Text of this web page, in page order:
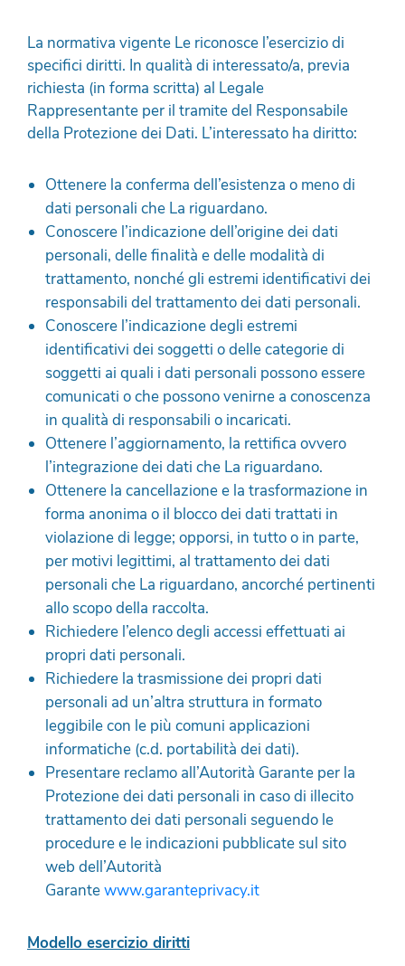
La normativa vigente Le riconosce l’esercizio di
specifici diritti. In qualità di interessato/a, previa
richiesta (in forma scritta) al Legale
Rappresentante per il tramite del Responsabile
della Protezione dei Dati. L’interessato ha diritto:
Ottenere la conferma dell’esistenza o meno di
dati personali che La riguardano.
Conoscere l’indicazione dell’origine dei dati
personali, delle finalità e delle modalità di
trattamento, nonché gli estremi identificativi dei
responsabili del trattamento dei dati personali.
Conoscere l’indicazione degli estremi
identificativi dei soggetti o delle categorie di
soggetti ai quali i dati personali possono essere
comunicati o che possono venirne a conoscenza
in qualità di responsabili o incaricati.
Ottenere l’aggiornamento, la rettifica ovvero
l’integrazione dei dati che La riguardano.
Ottenere la cancellazione e la trasformazione in
forma anonima o il blocco dei dati trattati in
violazione di legge; opporsi, in tutto o in parte,
per motivi legittimi, al trattamento dei dati
personali che La riguardano, ancorché pertinenti
allo scopo della raccolta.
Richiedere l’elenco degli accessi effettuati ai
propri dati personali.
Richiedere la trasmissione dei propri dati
personali ad un’altra struttura in formato
leggibile con le più comuni applicazioni
informatiche (c.d. portabilità dei dati).
Presentare reclamo all’Autorità Garante per la
Protezione dei dati personali in caso di illecito
trattamento dei dati personali seguendo le
procedure e le indicazioni pubblicate sul sito
web dell’Autorità
Garantewww.garanteprivacy.it
Modello esercizio diritti